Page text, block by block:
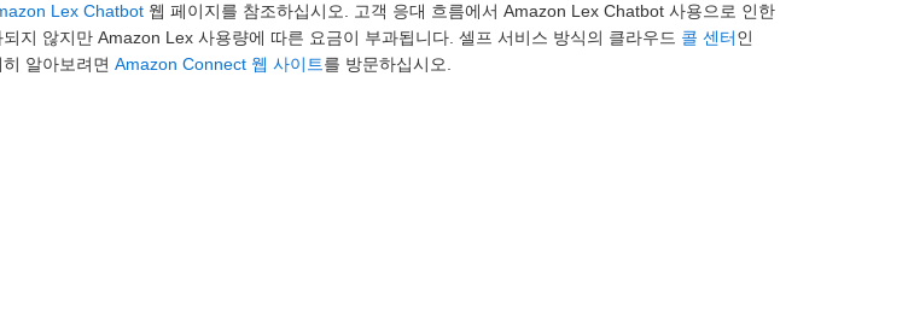
Lex Chatbot 웹 페이지를 참조하십시오. 고객 응대 흐름에서 Amazon Lex Chatbot 사용으로 인한
지 않지만 Amazon Lex 사용량에 따른 요금이 부과됩니다. 셀프 서비스 방식의 클라우드 콜 센터인
알아보려면 Amazon Connect 웹 사이트를 방문하십시오.